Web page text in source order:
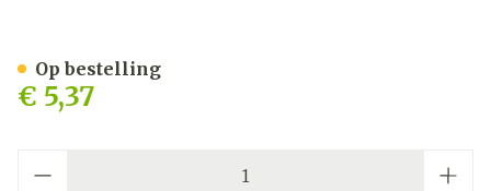
€ 5,37
Op bestelling